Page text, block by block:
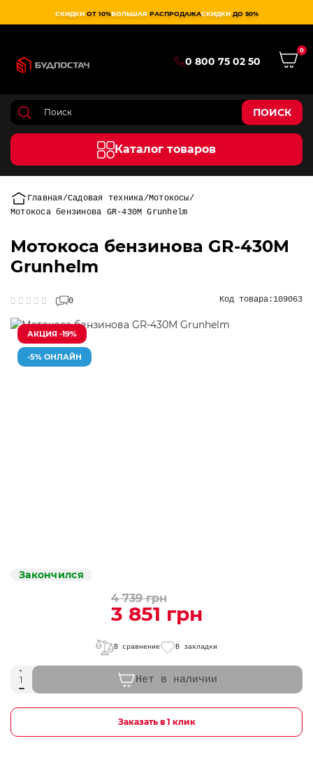
СКИДКИ ОТ 10%БОЛЬШАЯ РАСПРОДАЖАСКИДКИ ДО 50%
0 800 75 02 50
0
ПОИСК
Каталог товаров
Главная Садовая техника Мотокосы
Мотокоса бензинова GR-430M Grunhelm
Мотокоса бензинова GR-430M
Grunhelm
0 Код товара:109063
АКЦИЯ -19%
-5% ОНЛАЙН
Закончился
4 739 грн
3 851 грн
В сравнение В закладки
Нет в наличии
Заказать в 1 клик